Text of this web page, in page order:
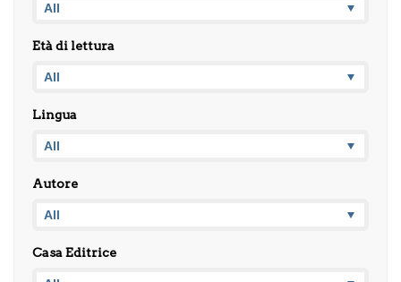
Età di lettura
Lingua
Autore
Casa Editrice